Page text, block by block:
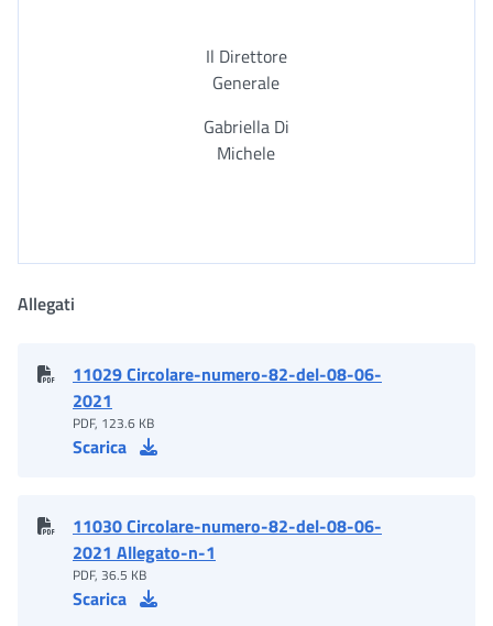
Il Direttore
Generale
Gabriella Di
Michele
Allegati
11029 Circolare-numero-82-del-08-06-
2021
PDF, 123.6 KB
Scarica
11030 Circolare-numero-82-del-08-06-
2021 Allegato-n-1
PDF, 36.5 KB
Scarica